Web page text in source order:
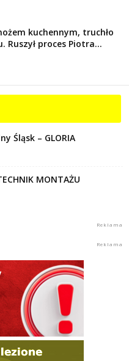
kuchennym, truchło
Ruszył proces Piotra...
Śląsk – GLORIA
MONTAŻU